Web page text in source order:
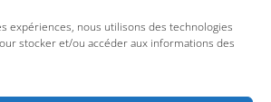
expériences, nous utilisons des technologies
stocker et/ou accéder aux informations des